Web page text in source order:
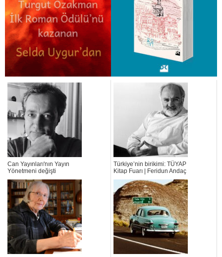
Can Yayınları'nın Yayın
Yönetmeni değişti
Türkiye’nin birikimi: TÜYAP
Kitap Fuarı | Feridun Andaç